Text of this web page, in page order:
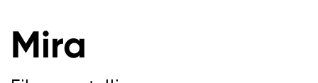
Mira